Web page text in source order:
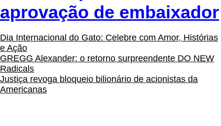
aprovação de embaixador
Dia Internacional do Gato: Celebre com Amor, Histórias
e Ação
GREGG Alexander: o retorno surpreendente DO NEW
Radicals
Justiça revoga bloqueio bilionário de acionistas da
Americanas